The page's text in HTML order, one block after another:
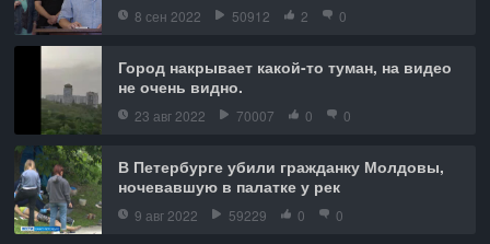
8 сен 2022 50912 2 0
Город накрывает какой-то туман, на видео
не очень видно.
23 авг 2022 70007 0 0
В Петербурге убили гражданку Молдовы,
ночевавшую в палатке у рек
9 авг 2022 59229 0 0